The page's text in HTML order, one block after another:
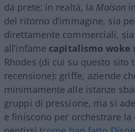
da prete: in realtà, la Maison
del ritorno d’immagine, sia
direttamente commerciali,
all’infame capitalismo woke
Rhodes (di cui su questo sito
recensione): griffe, aziende
minimamente alle istanze
gruppi di pressione, ma si
e finiscono per orchestrare la